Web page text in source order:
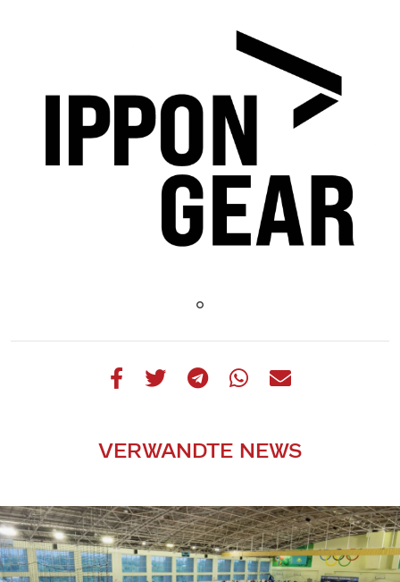
VERWANDTE NEWS